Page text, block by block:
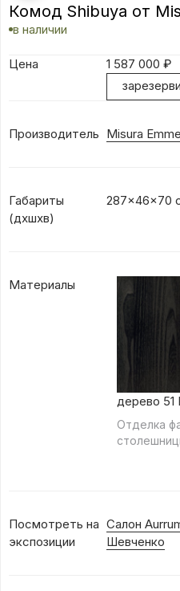
Комод Shibuya от
в наличии
Цена 1 587 000 ₽
Производитель Misura Emme
Габариты
(дхшхв)
287x46x70
Материалы
дерево 51
Отделка
Посмотреть на
экспозиции
Салон
Шевченко